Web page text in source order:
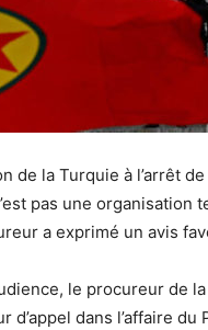
de la Turquie à l’arrêt
pas une organisation
a exprimé un avis
le procureur de
d’appel dans l’affaire du